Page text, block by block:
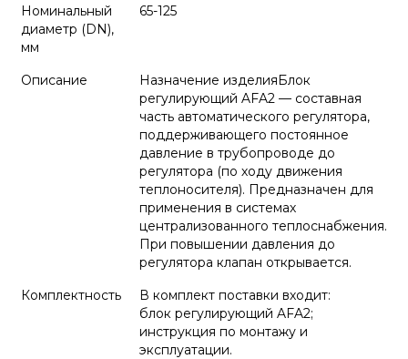
Номинальный
диаметр (DN),
мм
65-125
Описание
Назначение изделияБлок
регулирующий AFA2 — составная
часть автоматического регулятора,
поддерживающего постоянное
давление в трубопроводе до
регулятора (по ходу движения
теплоносителя). Предназначен для
применения в системах
централизованного теплоснабжения.
При повышении давления до
регулятора клапан открывается.
Комплектность
В комплект поставки входит:
блок регулирующий AFA2;
инструкция по монтажу и
эксплуатации.